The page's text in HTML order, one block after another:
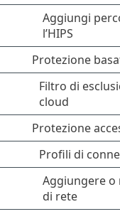
Aggiungi
l’HIPS
Protezione
Filtro di
cloud
Protezione
Profili di
Aggiungere
di rete